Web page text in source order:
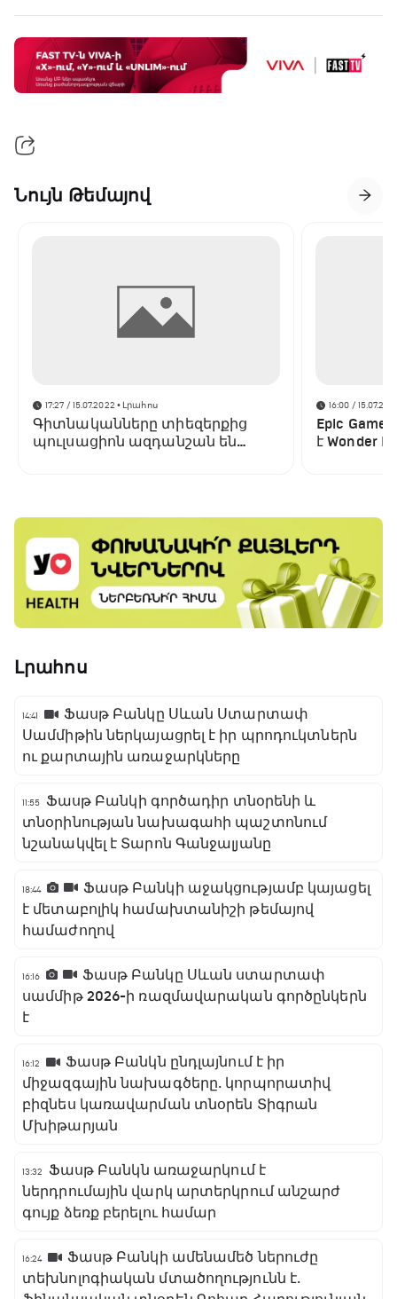
Նույն Թեմայով
17:27 / 15.07.2022 • Լրահոս
Գիտնականները տիեզերքից
պուլսացիոն ազդանշան են
16:00 /
Epic
է Wonder
Լրահոս
14:41
Ֆասթ Բանկը Սևան Ստարտափ
Սամմիթին ներկայացրել է իր պրոդուկտներն
ու քարտային առաջարկները
11:55
Ֆասթ Բանկի գործադիր տնօրենի և
տնօրինության նախագահի պաշտոնում
նշանակվել է Տարոն Գանջալյանը
18:44
Ֆասթ Բանկի աջակցությամբ կայացել
է մետաբոլիկ համախտանիշի թեմայով
համաժողով
16:16
Ֆասթ Բանկը Սևան ստարտափ
սամմիթ 2026-ի ռազմավարական գործընկերն
է
16:12
Ֆասթ Բանկն ընդլայնում է իր
միջազգային նախագծերը․ կորպորատիվ
բիզնես կառավարման տնօրեն Տիգրան
Մխիթարյան
13:32
Ֆասթ Բանկն առաջարկում է
ներդրումային վարկ արտերկրում անշարժ
գույք ձեռք բերելու համար
16:24
Ֆասթ Բանկի ամենամեծ ներուժը
տեխնոլոգիական մտածողությունն է․